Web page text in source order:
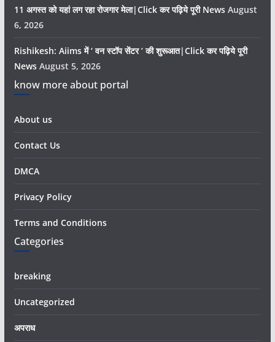
11 अगस्त को यहां लग रहा रोजगार मेला|Click कर पढ़िये पूरी News August
6, 2026
Rishikesh: Aiims में ‘ वन स्टॉप सेंटर ’ की शुरूआत|Click कर पढ़िये पूरी
News August 5, 2026
know more about portal
About us
Contact Us
DMCA
Privacy Policy
Terms and Conditions
Categories
breaking
Uncategorized
अपराध